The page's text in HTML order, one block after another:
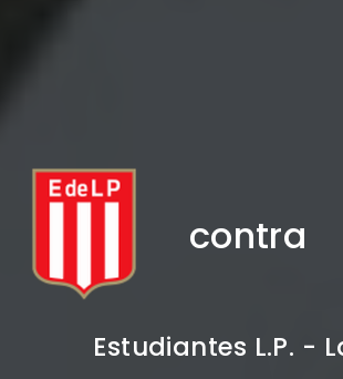
contra
Estudiantes L.P. -